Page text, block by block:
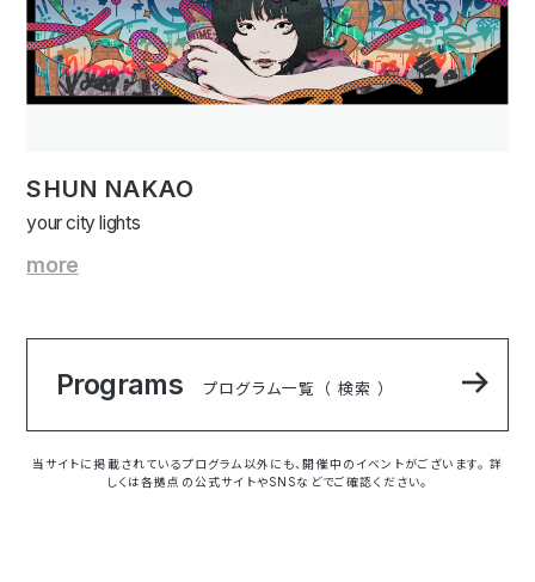
SHUN NAKAO
your city lights
more
Programs プログラム一覧 （ 検索 ）
当サイトに掲載されているプログラム以外にも、開催中のイベントがございます。 詳
しくは各拠点の公式サイトやSNSなどでご確認ください。